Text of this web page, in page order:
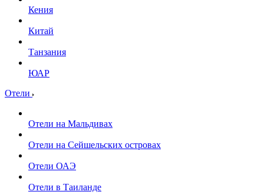
Кения
Китай
Танзания
ЮАР
Отели
Отели на Мальдивах
Отели на Сейшельских островах
Отели ОАЭ
Отели в Таиланде